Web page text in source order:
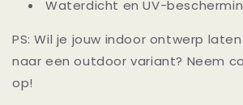
Waterdicht en UV-
PS: Wil je jouw indoor ontwerp
naar een outdoor variant? Neem
op!